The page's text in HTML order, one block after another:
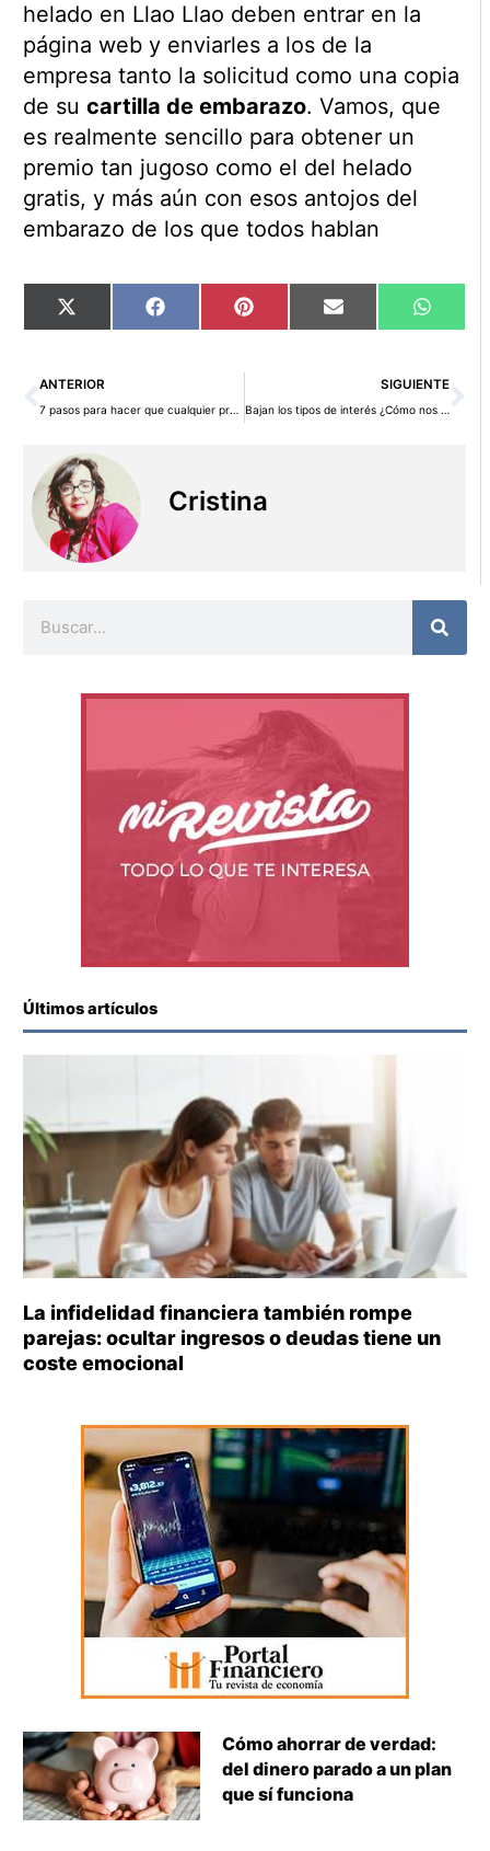
helado en Llao Llao deben entrar en la
página web y enviarles a los de la
empresa tanto la solicitud como una copia
de su cartilla de embarazo. Vamos, que
es realmente sencillo para obtener un
premio tan jugoso como el del helado
gratis, y más aún con esos antojos del
embarazo de los que todos hablan
Compartir
en
X
(Twitter)
Compartir
en
Facebook Compartir
en
Pinterest Compartir
en
Email
en
Ant
ANTERIOR
7 pasos para hacer que cualquier presupuesto sea más rentable
SIGUIENTE
Bajan los tipos de interés ¿Cómo nos afectará?
Cristina
Últimos artículos
La infidelidad financiera también rompe
parejas: ocultar ingresos o deudas tiene un
coste emocional
Cómo ahorrar de verdad:
del dinero parado a un plan
que sí funciona